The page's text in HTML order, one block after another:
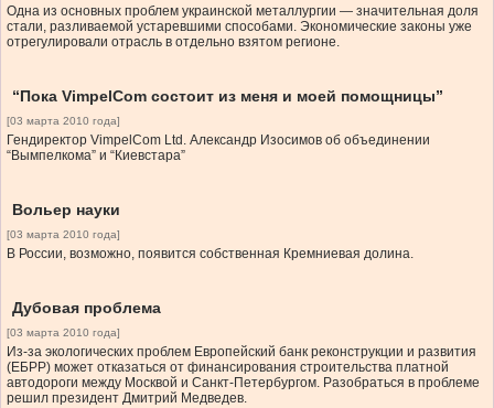
Одна из основных проблем украинской металлургии — значительная доля
стали, разливаемой устаревшими способами. Экономические законы уже
отрегулировали отрасль в отдельно взятом регионе.
“Пока VimpelCom состоит из меня и моей помощницы”
[03 марта 2010 года]
Гендиректор VimpelCom Ltd. Александр Изосимов об объединении
“Вымпелкома” и “Киевстара”
Вольер науки
[03 марта 2010 года]
В России, возможно, появится собственная Кремниевая долина.
Дубовая проблема
[03 марта 2010 года]
Из-за экологических проблем Европейский банк реконструкции и развития
(ЕБРР) может отказаться от финансирования строительства платной
автодороги между Москвой и Санкт-Петербургом. Разобраться в проблеме
решил президент Дмитрий Медведев.